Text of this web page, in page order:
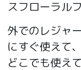
スフローラル
外でのレジャ
にすぐ使えて
どこでも使え